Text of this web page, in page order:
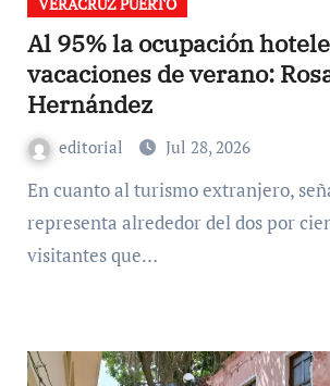
Al 95% la ocupación
vacaciones de verano:
Hernández
editorial Jul 28, 2026
En cuanto al turismo extranjero, señaló que
representa alrededor del dos por
visitantes que…